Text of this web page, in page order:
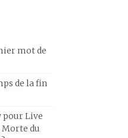
mot de
de la fin
Live
Morte du